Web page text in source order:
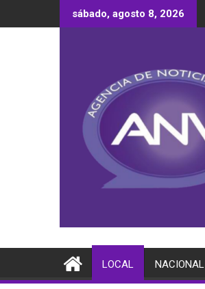
al
sábado, agosto 8, 2026
LOCAL NACIONAL